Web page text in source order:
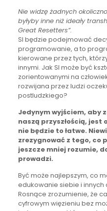
Nie widzę żadnych
byłyby inne niż ideały
Great Resetters”.
SI będzie podejmować
programowanie, a to
kierowane przez tych,
innymi. Jak SI może być
zorientowanymi na
rozwijana przez ludzi
postludzkiego?
Jedynym wyjściem, aby
naszą przyszłością, jest
nie będzie to łatwe.
zrezygnować z tego, co
jeszcze mniej rozumie,
prowadzi.
Być może najlepszym, co
edukowanie siebie i innych
Rosnące zrozumienie, że
cyfrowym więzieniu bez